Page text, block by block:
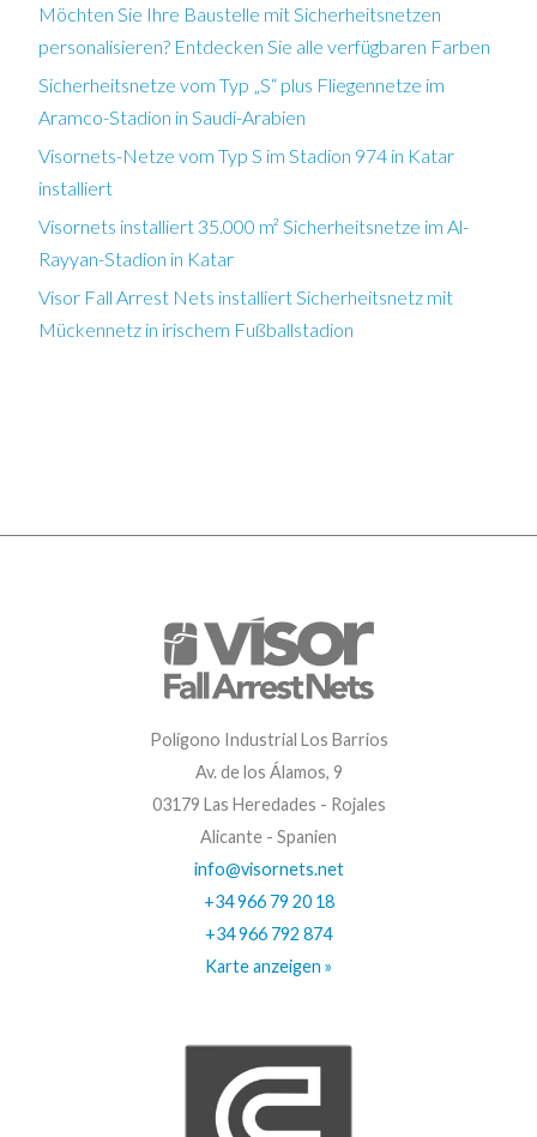
Möchten Sie Ihre Baustelle mit Sicherheitsnetzen
personalisieren? Entdecken Sie alle verfügbaren Farben
Sicherheitsnetze vom Typ „S“ plus Fliegennetze im
Aramco-Stadion in Saudi-Arabien
Visornets-Netze vom Typ S im Stadion 974 in Katar
installiert
Visornets installiert 35.000 m² Sicherheitsnetze im Al-
Rayyan-Stadion in Katar
Visor Fall Arrest Nets installiert Sicherheitsnetz mit
Mückennetz in irischem Fußballstadion
Polígono Industrial Los Barrios
Av. de los Álamos, 9
03179 Las Heredades - Rojales
Alicante - Spanien
info@visornets.net
+34 966 79 20 18
+34 966 792 874
Karte anzeigen »